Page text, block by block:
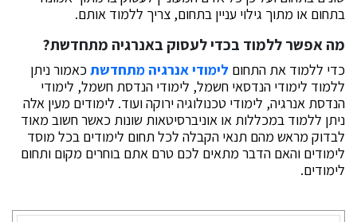
בתחום או מתוך גילוי עניין בתחום, צריך ללמוד אותם.
מה אפשר ללמוד בכדי לעסוק באנרגיה מתחדשת?
כדי ללמוד את התחום לימודי אנרגיה מתחדשתכאמור ניתן
ללמוד לימודי הנדסאי חשמל, לימודי הנדסת חשמל, לימודי
הנדסת אנרגיה, לימודי טכנולוגיה ירוקה ועוד. לימודים מעין אלה
ניתן ללמוד במכללות או אוניברסיטאות שונות כאשר חשוב מאוד
לבדוק מראש מהם תנאי הקבלה לכל תחום לימודים בכל מוסד
לימודים והאם הדבר מתאים לכם טרם אתם בוחרים מקום ותחום
לימודים.